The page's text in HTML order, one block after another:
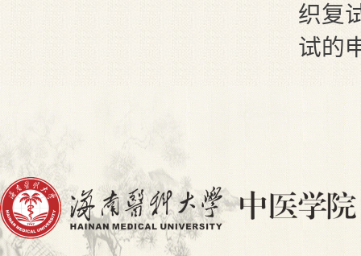
织复
试的